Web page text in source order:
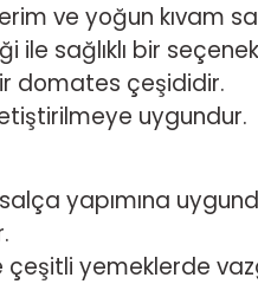
ve yoğun kıvam
ile sağlıklı bir
domates çeşididir.
uygundur.
yapımına
yemeklerde